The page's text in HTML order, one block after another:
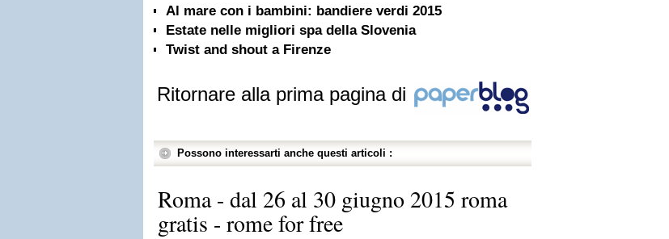
Al mare con i bambini: bandiere verdi 2015
Estate nelle migliori spa della Slovenia
Twist and shout a Firenze
Ritornare alla prima pagina di
Possono interessarti anche questi articoli :
Roma - dal 26 al 30 giugno 2015 roma
gratis - rome for free